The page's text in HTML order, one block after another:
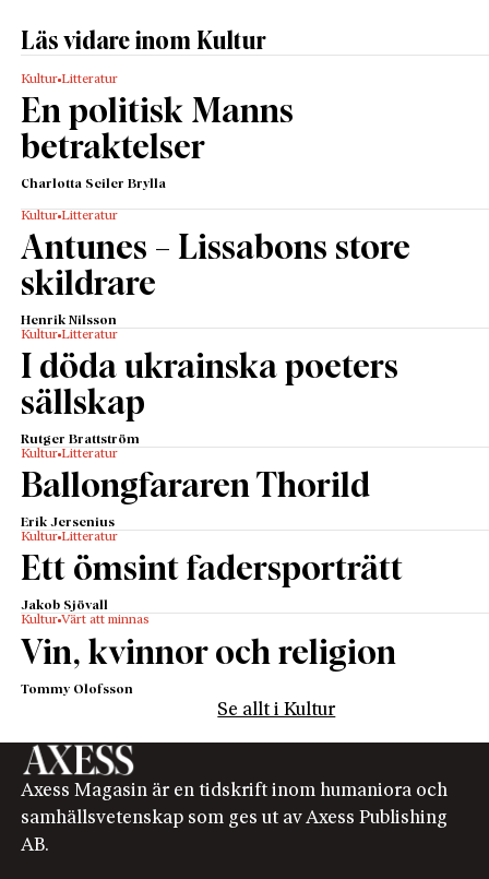
Läs vidare inom Kultur
Kultur Litteratur
En politisk Manns
betraktelser
Charlotta Seiler Brylla
Kultur Litteratur
Antunes – Lissabons store
skildrare
Henrik Nilsson
Kultur Litteratur
I döda ukrainska poeters
sällskap
Rutger Brattström
Kultur Litteratur
Ballongfararen Thorild
Erik Jersenius
Kultur Litteratur
Ett ömsint fadersporträtt
Jakob Sjövall
Kultur Värt att minnas
Vin, kvinnor och religion
Tommy Olofsson
Se allt i Kultur
Axess Magasin är en tidskrift inom humaniora och
samhällsvetenskap som ges ut av Axess Publishing
AB.